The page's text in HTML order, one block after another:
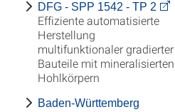
DFG - SPP 1542 - TP 2
Effiziente automatisierte
Herstellung
multifunktionaler gradierter
Bauteile mit mineralisierten
Hohlkörpern
Baden-Württemberg